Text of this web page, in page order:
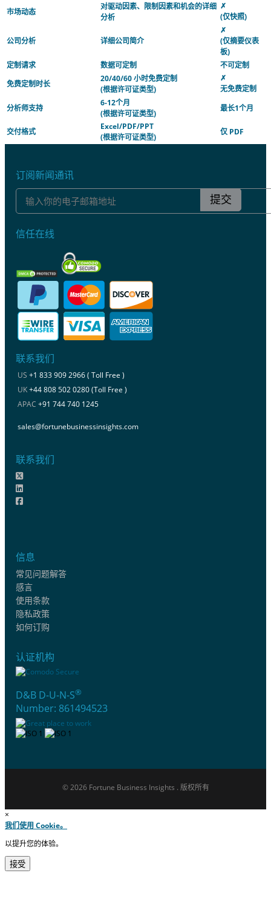
市场动态
对驱动因素、限制因素和机会的详细
分析
✗
(仅快照)
公司分析 详细公司简介
✗
(仅摘要仪表
板)
定制请求
数据可定制
不可定制
免费定制时长
20/40/60 小时免费定制
(根据许可证类型)
✗
无免费定制
分析师支持
6-12个月
(根据许可证类型)
最长1个月
交付格式
Excel/PDF/PPT
(根据许可证类型)
仅 PDF
订阅新闻通讯
提交
信任在线
联系我们
US +1 833 909 2966 ( Toll Free )
UK+44 808 502 0280 (Toll Free )
APAC +91 744 740 1245
sales@fortunebusinessinsights.com
联系我们
信息
常见问题解答
感言
使用条款
隐私政策
如何订购
认证机构
D&B D-U-N-S®
Number: 861494523
© 2026 Fortune Business Insights . 版权所有
×
我们使用 Cookie。
以提升您的体验。
接受